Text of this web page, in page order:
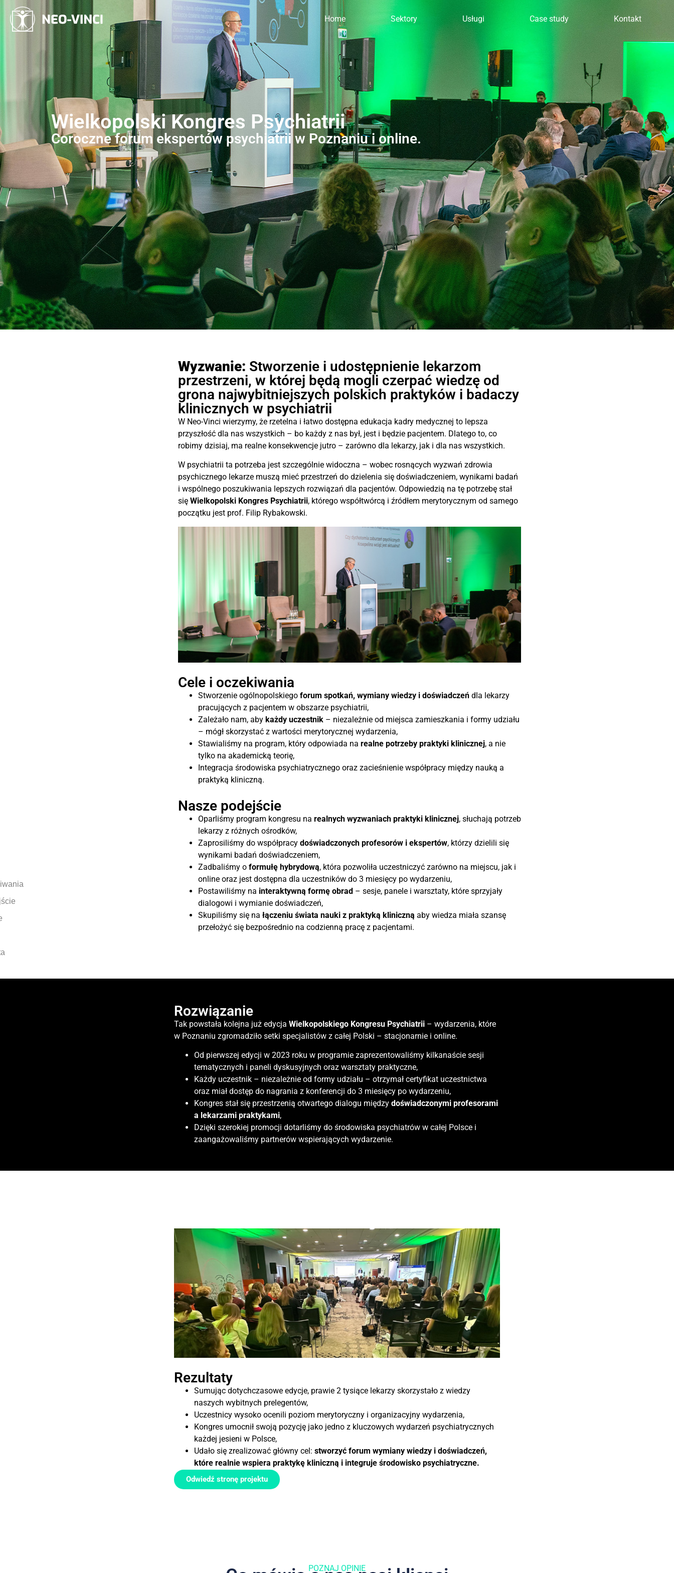
Home Sektory Usługi Case study Kontakt
Wielkopolski Kongres Psychiatrii
Coroczne forum ekspertów psychiatrii w Poznaniu i online.
Wyzwanie: Stworzenie i udostępnienie lekarzom
przestrzeni, w której będą mogli czerpać wiedzę od
grona najwybitniejszych polskich praktyków i badaczy
klinicznych w psychiatrii
W Neo-Vinci wierzymy, że rzetelna i łatwo dostępna edukacja kadry medycznej to lepsza
przyszłość dla nas wszystkich – bo każdy z nas był, jest i będzie pacjentem. Dlatego to, co
robimy dzisiaj, ma realne konsekwencje jutro – zarówno dla lekarzy, jak i dla nas wszystkich.
W psychiatrii ta potrzeba jest szczególnie widoczna – wobec rosnących wyzwań zdrowia
psychicznego lekarze muszą mieć przestrzeń do dzielenia się doświadczeniem, wynikami badań
i wspólnego poszukiwania lepszych rozwiązań dla pacjentów. Odpowiedzią na tę potrzebę stał
się Wielkopolski Kongres Psychiatrii, którego współtwórcą i źródłem merytorycznym od samego
początku jest prof. Filip Rybakowski.
Cele i oczekiwania
Stworzenie ogólnopolskiego forum spotkań, wymiany wiedzy i doświadczeń dla lekarzy
pracujących z pacjentem w obszarze psychiatrii,
Zależało nam, aby każdy uczestnik – niezależnie od miejsca zamieszkania i formy udziału
– mógł skorzystać z wartości merytorycznej wydarzenia,
Stawialiśmy na program, który odpowiada na realne potrzeby praktyki klinicznej, a nie
tylko na akademicką teorię,
Integracja środowiska psychiatrycznego oraz zacieśnienie współpracy między nauką a
praktyką kliniczną.
Nasze podejście
Oparliśmy program kongresu na realnych wyzwaniach praktyki klinicznej, słuchają potrzeb
lekarzy z różnych ośrodków,
Zaprosiliśmy do współpracy doświadczonych profesorów i ekspertów, którzy dzielili się
wynikami badań doświadczeniem,
Zadbaliśmy o formułę hybrydową, która pozwoliła uczestniczyć zarówno na miejscu, jak i
online oraz jest dostępna dla uczestników do 3 miesięcy po wydarzeniu,
Postawiliśmy na interaktywną formę obrad – sesje, panele i warsztaty, które sprzyjały
dialogowi i wymianie doświadczeń,
Skupiliśmy się na łączeniu świata nauki z praktyką kliniczną aby wiedza miała szansę
przełożyć się bezpośrednio na codzienną pracę z pacjentami.
Rozwiązanie
Tak powstała kolejna już edycjaWielkopolskiego Kongresu Psychiatrii – wydarzenia, które
w Poznaniu zgromadziło setki specjalistów z całej Polski – stacjonarnie i online.
Od pierwszej edycji w 2023 roku w programie zaprezentowaliśmy kilkanaście sesji
tematycznych i paneli dyskusyjnych oraz warsztaty praktyczne,
Każdy uczestnik – niezależnie od formy udziału – otrzymał certyfikat uczestnictwa
oraz miał dostęp do nagrania z konferencji do 3 miesięcy po wydarzeniu,
Kongres stał się przestrzenią otwartego dialogu międzydoświadczonymi profesorami
a lekarzami praktykami,
Dzięki szerokiej promocji dotarliśmy do środowiska psychiatrów w całej Polsce i
zaangażowaliśmy partnerów wspierających wydarzenie.
Rezultaty
Sumując dotychczasowe edycje, prawie 2 tysiące lekarzy skorzystało z wiedzy
naszych wybitnych prelegentów,
Uczestnicy wysoko ocenili poziom merytoryczny i organizacyjny wydarzenia,
Kongres umocnił swoją pozycję jako jedno z kluczowych wydarzeń psychiatrycznych
każdej jesieni w Polsce,
Udało się zrealizować główny cel:stworzyć forum wymiany wiedzy i doświadczeń,
które realnie wspiera praktykę kliniczną i integruje środowisko psychiatryczne.
Odwiedź stronę projektu
POZNAJ OPINIE